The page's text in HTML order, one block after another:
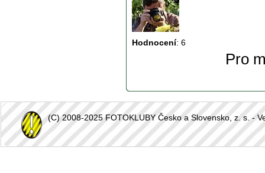
Hodnocení: 6
Pro
(C) 2008-2025 FOTOKLUBY Česko a Slovensko, z. s. -